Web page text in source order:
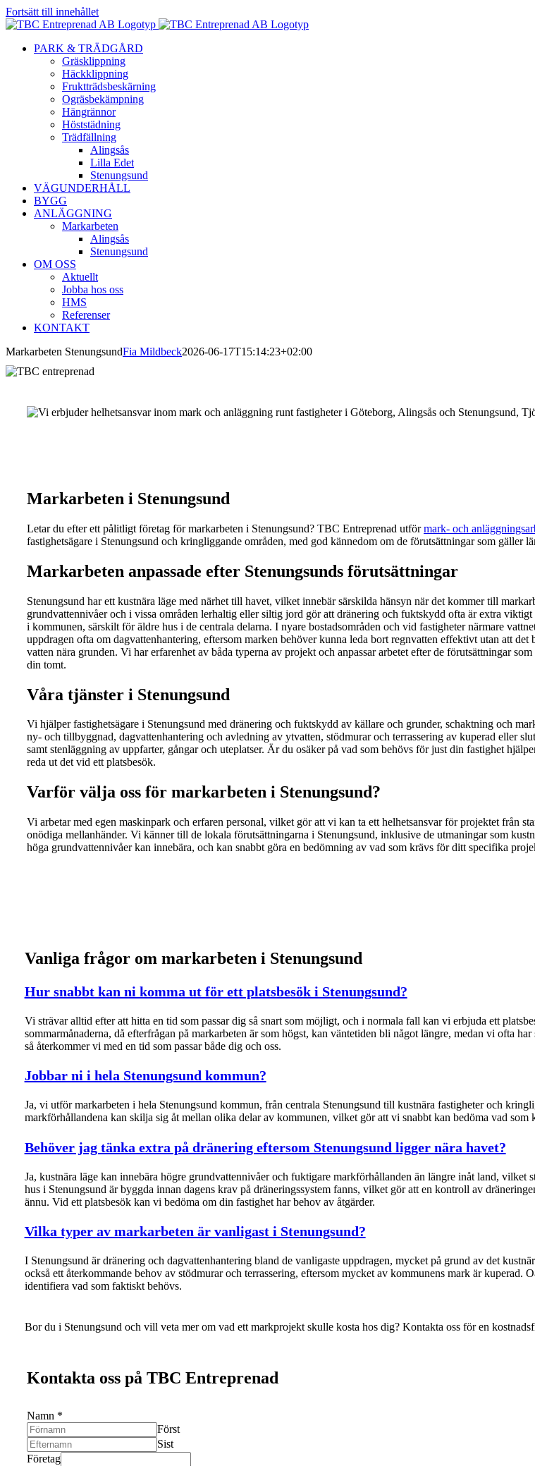
Fortsätt till innehållet
PARK & TRÄDGÅRD
Gräsklippning
Häckklippning
Fruktträdsbeskärning
Ogräsbekämpning
Hängrännor
Höststädning
Trädfällning
Alingsås
Lilla Edet
Stenungsund
VÄGUNDERHÅLL
BYGG
ANLÄGGNING
Markarbeten
Alingsås
Stenungsund
OM OSS
Aktuellt
Jobba hos oss
HMS
Referenser
KONTAKT
Markarbeten StenungsundFia Mildbeck2026-06-17T15:14:23+02:00
Markarbeten i Stenungsund
Letar du efter ett pålitligt företag för markarbeten i Stenungsund? TBC Entreprenad utförmark- och
fastighetsägare i Stenungsund och kringliggande områden, med god kännedom om de förutsättningar som gäller
Markarbeten anpassade efter Stenungsunds förutsättningar
Stenungsund har ett kustnära läge med närhet till havet, vilket innebär särskilda hänsyn när det kommer till
grundvattennivåer och i vissa områden lerhaltig eller siltig jord gör att dränering och fuktskydd ofta är extra viktigt
i kommunen, särskilt för äldre hus i de centrala delarna. I nyare bostadsområden och vid fastigheter närmare
uppdragen ofta om dagvattenhantering, eftersom marken behöver kunna leda bort regnvatten effektivt utan att det
vatten nära grunden. Vi har erfarenhet av båda typerna av projekt och anpassar arbetet efter de förutsättningar
din tomt.
Våra tjänster i Stenungsund
Vi hjälper fastighetsägare i Stenungsund med dränering och fuktskydd av källare och grunder, schaktning och
ny- och tillbyggnad, dagvattenhantering och avledning av ytvatten, stödmurar och terrassering av kuperad eller
samt stenläggning av uppfarter, gångar och uteplatser. Är du osäker på vad som behövs för just din fastighet
reda ut det vid ett platsbesök.
Varför välja oss för markarbeten i Stenungsund?
Vi arbetar med egen maskinpark och erfaren personal, vilket gör att vi kan ta ett helhetsansvar för projektet från
onödiga mellanhänder. Vi känner till de lokala förutsättningarna i Stenungsund, inklusive de utmaningar som
höga grundvattennivåer kan innebära, och kan snabbt göra en bedömning av vad som krävs för ditt specifika
Vanliga frågor om markarbeten i Stenungsund
Hur snabbt kan ni komma ut för ett platsbesök i Stenungsund?
Vi strävar alltid efter att hitta en tid som passar dig så snart som möjligt, och i normala fall kan vi erbjuda ett
sommarmånaderna, då efterfrågan på markarbeten är som högst, kan väntetiden bli något längre, medan vi ofta
så återkommer vi med en tid som passar både dig och oss.
Jobbar ni i hela Stenungsund kommun?
Ja, vi utför markarbeten i hela Stenungsund kommun, från centrala Stenungsund till kustnära fastigheter och
markförhållandena kan skilja sig åt mellan olika delar av kommunen, vilket gör att vi snabbt kan bedöma vad som
Behöver jag tänka extra på dränering eftersom Stenungsund ligger nära havet?
Ja, kustnära läge kan innebära högre grundvattennivåer och fuktigare markförhållanden än längre inåt land, vilket
hus i Stenungsund är byggda innan dagens krav på dräneringssystem fanns, vilket gör att en kontroll av
ännu. Vid ett platsbesök kan vi bedöma om din fastighet har behov av åtgärder.
Vilka typer av markarbeten är vanligast i Stenungsund?
I Stenungsund är dränering och dagvattenhantering bland de vanligaste uppdragen, mycket på grund av det
också ett återkommande behov av stödmurar och terrassering, eftersom mycket av kommunens mark är kuperad.
identifiera vad som faktiskt behövs.
Bor du i Stenungsund och vill veta mer om vad ett markprojekt skulle kosta hos dig? Kontakta oss för en
Kontakta oss på TBC Entreprenad
Namn *
Först
Sist
Företag